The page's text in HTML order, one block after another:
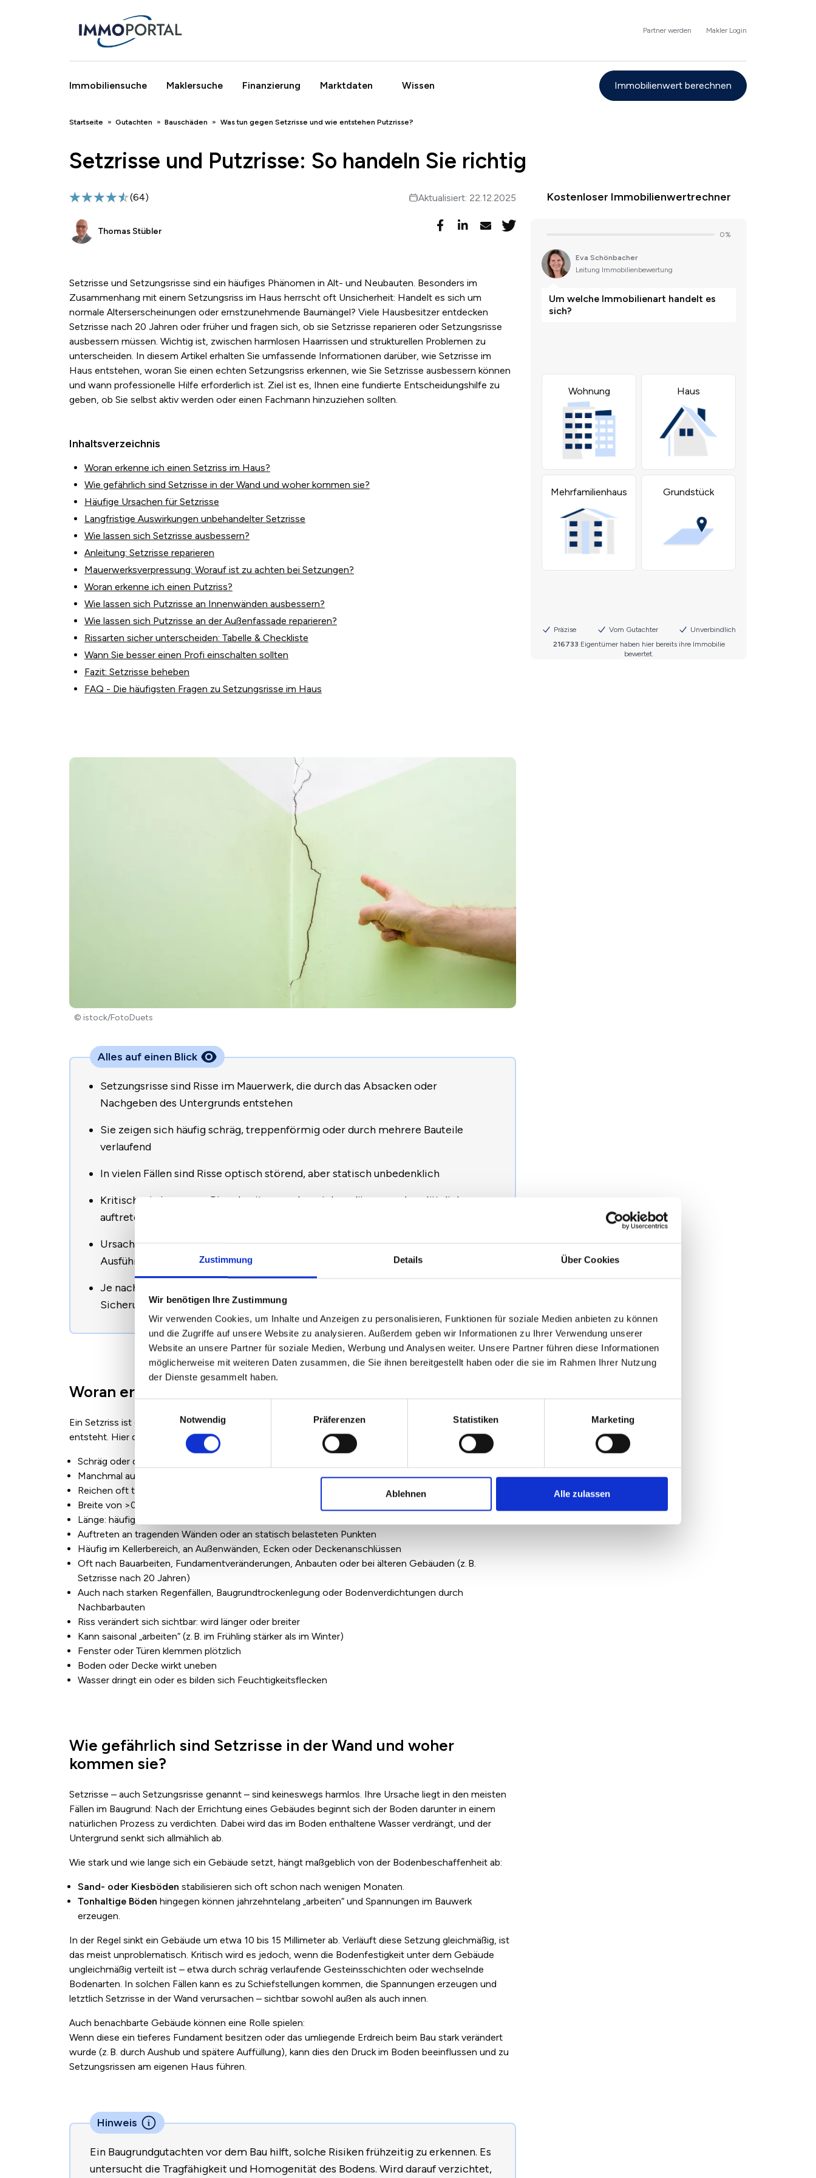
Zustimmung Details Über Cookies
Wir benötigen Ihre Zustimmung
Wir verwenden Cookies, um Inhalte und Anzeigen zu personalisieren, Funktionen für soziale Medien anbieten zu können
und die Zugriffe auf unsere Website zu analysieren. Außerdem geben wir Informationen zu Ihrer Verwendung unserer
Website an unsere Partner für soziale Medien, Werbung und Analysen weiter. Unsere Partner führen diese Informationen
möglicherweise mit weiteren Daten zusammen, die Sie ihnen bereitgestellt haben oder die sie im Rahmen Ihrer Nutzung
der Dienste gesammelt haben.
Notwendig
Präferenzen Statistiken Marketing
Ablehnen Alle zulassen
Partner werden Makler Login
Immobiliensuche Maklersuche Finanzierung Marktdaten Wissen Immobilienwert berechnen
Breadcrumb
Startseite Gutachten Bauschäden Was tun gegen Setzrisse und wie entstehen Putzrisse?
Setzrisse und Putzrisse: So handeln Sie richtig
(64) Aktualisiert: 22.12.2025
Thomas Stübler
Setzrisse und Setzungsrisse sind ein häufiges Phänomen in Alt- und Neubauten. Besonders im
Zusammenhang mit einem Setzungsriss im Haus herrscht oft Unsicherheit: Handelt es sich um
normale Alterserscheinungen oder ernstzunehmende Baumängel? Viele Hausbesitzer entdecken
Setzrisse nach 20 Jahren oder früher und fragen sich, ob sie Setzrisse reparieren oder Setzungsrisse
ausbessern müssen. Wichtig ist, zwischen harmlosen Haarrissen und strukturellen Problemen zu
unterscheiden. In diesem Artikel erhalten Sie umfassende Informationen darüber, wie Setzrisse im
Haus entstehen, woran Sie einen echten Setzungsriss erkennen, wie Sie Setzrisse ausbessern können
und wann professionelle Hilfe erforderlich ist. Ziel ist es, Ihnen eine fundierte Entscheidungshilfe zu
geben, ob Sie selbst aktiv werden oder einen Fachmann hinzuziehen sollten.
Inhaltsverzeichnis
Woran erkenne ich einen Setzriss im Haus?
Wie gefährlich sind Setzrisse in der Wand und woher kommen sie?
Häufige Ursachen für Setzrisse
Langfristige Auswirkungen unbehandelter Setzrisse
Wie lassen sich Setzrisse ausbessern?
Anleitung: Setzrisse reparieren
Mauerwerksverpressung: Worauf ist zu achten bei Setzungen?
Woran erkenne ich einen Putzriss?
Wie lassen sich Putzrisse an Innenwänden ausbessern?
Wie lassen sich Putzrisse an der Außenfassade reparieren?
Rissarten sicher unterscheiden: Tabelle & Checkliste
Wann Sie besser einen Profi einschalten sollten
Fazit: Setzrisse beheben
FAQ - Die häufigsten Fragen zu Setzungsrisse im Haus
© istock/FotoDuets
Alles auf einen Blick
Setzungsrisse sind Risse im Mauerwerk, die durch das Absacken oder
Nachgeben des Untergrunds entstehen
Sie zeigen sich häufig schräg, treppenförmig oder durch mehrere Bauteile
verlaufend
In vielen Fällen sind Risse optisch störend, aber statisch unbedenklich
Kritisch wird es, wenn Risse breiter werden, sich verlängern oder plötzlich neu
auftreten
Ursachen reichen von Bodensetzungen und Feuchtigkeit bis zu Planungs- oder
Ausführungsfehlern
Je nach Ursache kommen Beobachtung, Rissverpressung oder bauliche
Sicherungsmaßnahmen in Betracht
Woran erkenne ich einen Setzriss im Haus?
Ein Setzriss ist ein Bauwerksriss, der durch das Setzen des Baugrunds oder des Gebäudes selbst
entsteht. Hier die typischen Merkmale:
Schräg oder diagonal verlaufend, oft von Fenster- oder Türöffnungen ausgehend
Manchmal auch entlang von Mauerkanten oder Fundamenten
Reichen oft tief ins Mauerwerk (nicht nur in den Putz)
Breite von >0,3
Länge: häufig über 20–30
Auftreten an tragenden Wänden oder an statisch belasteten Punkten
Häufig im Kellerbereich, an Außenwänden, Ecken oder Deckenanschlüssen
Oft nach Bauarbeiten, Fundamentveränderungen, Anbauten oder bei älteren Gebäuden (z. B.
Setzrisse nach 20 Jahren)
Auch nach starken Regenfällen, Baugrundtrockenlegung oder Bodenverdichtungen durch
Nachbarbauten
Riss verändert sich sichtbar: wird länger oder breiter
Kann saisonal „arbeiten“ (z. B. im Frühling stärker als im Winter)
Fenster oder Türen klemmen plötzlich
Boden oder Decke wirkt uneben
Wasser dringt ein oder es bilden sich Feuchtigkeitsflecken
Wie gefährlich sind Setzrisse in der Wand und woher
kommen sie?
Setzrisse – auch Setzungsrisse genannt – sind keineswegs harmlos. Ihre Ursache liegt in den meisten
Fällen im Baugrund: Nach der Errichtung eines Gebäudes beginnt sich der Boden darunter in einem
natürlichen Prozess zu verdichten. Dabei wird das im Boden enthaltene Wasser verdrängt, und der
Untergrund senkt sich allmählich ab.
Wie stark und wie lange sich ein Gebäude setzt, hängt maßgeblich von der Bodenbeschaffenheit ab:
Sand- oder Kiesböden stabilisieren sich oft schon nach wenigen Monaten.
Tonhaltige Böden hingegen können jahrzehntelang „arbeiten“ und Spannungen im Bauwerk
erzeugen.
In der Regel sinkt ein Gebäude um etwa 10 bis 15 Millimeter ab. Verläuft diese Setzung gleichmäßig, ist
das meist unproblematisch. Kritisch wird es jedoch, wenn die Bodenfestigkeit unter dem Gebäude
ungleichmäßig verteilt ist – etwa durch schräg verlaufende Gesteinsschichten oder wechselnde
Bodenarten. In solchen Fällen kann es zu Schiefstellungen kommen, die Spannungen erzeugen und
letztlich Setzrisse in der Wand verursachen – sichtbar sowohl außen als auch innen.
Auch benachbarte Gebäude können eine Rolle spielen:
Wenn diese ein tieferes Fundament besitzen oder das umliegende Erdreich beim Bau stark verändert
wurde (z. B. durch Aushub und spätere Auffüllung), kann dies den Druck im Boden beeinflussen und zu
Setzungsrissen am eigenen Haus führen.
Hinweis
Ein Baugrundgutachten vor dem Bau hilft, solche Risiken frühzeitig zu erkennen. Es
untersucht die Tragfähigkeit und Homogenität des Bodens. Wird darauf verzichtet,
Kostenloser Immobilienwertrechner